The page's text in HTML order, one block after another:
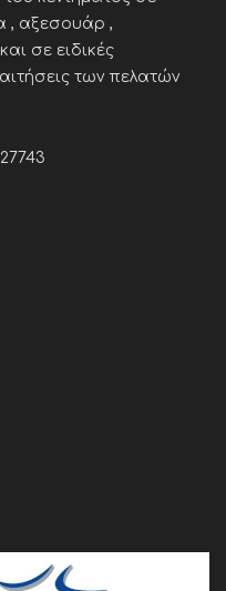
, αξεσουάρ ,
σε ειδικές
των πελατών